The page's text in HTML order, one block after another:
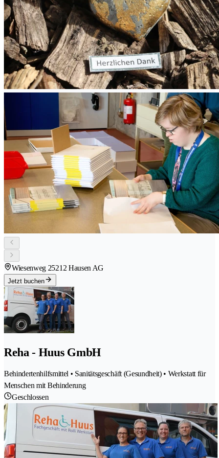
Wiesenweg 25212 Hausen AG
Jetzt buchen
Reha - Huus GmbH
Behindertenhilfsmittel • Sanitätsgeschäft (Gesundheit) • Werkstatt für
Menschen mit Behinderung
Geschlossen